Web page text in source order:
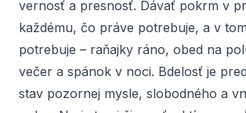
vernosť a presnosť. Dávať pokrm v
každému, čo práve potrebuje, a v
potrebuje – raňajky ráno, obed na
večer a spánok v noci. Bdelosť je
stav pozornej mysle, slobodného a